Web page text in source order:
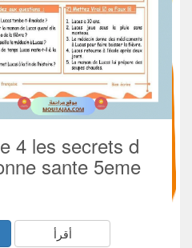
4 les secrets d
sante 5eme
أقرأ